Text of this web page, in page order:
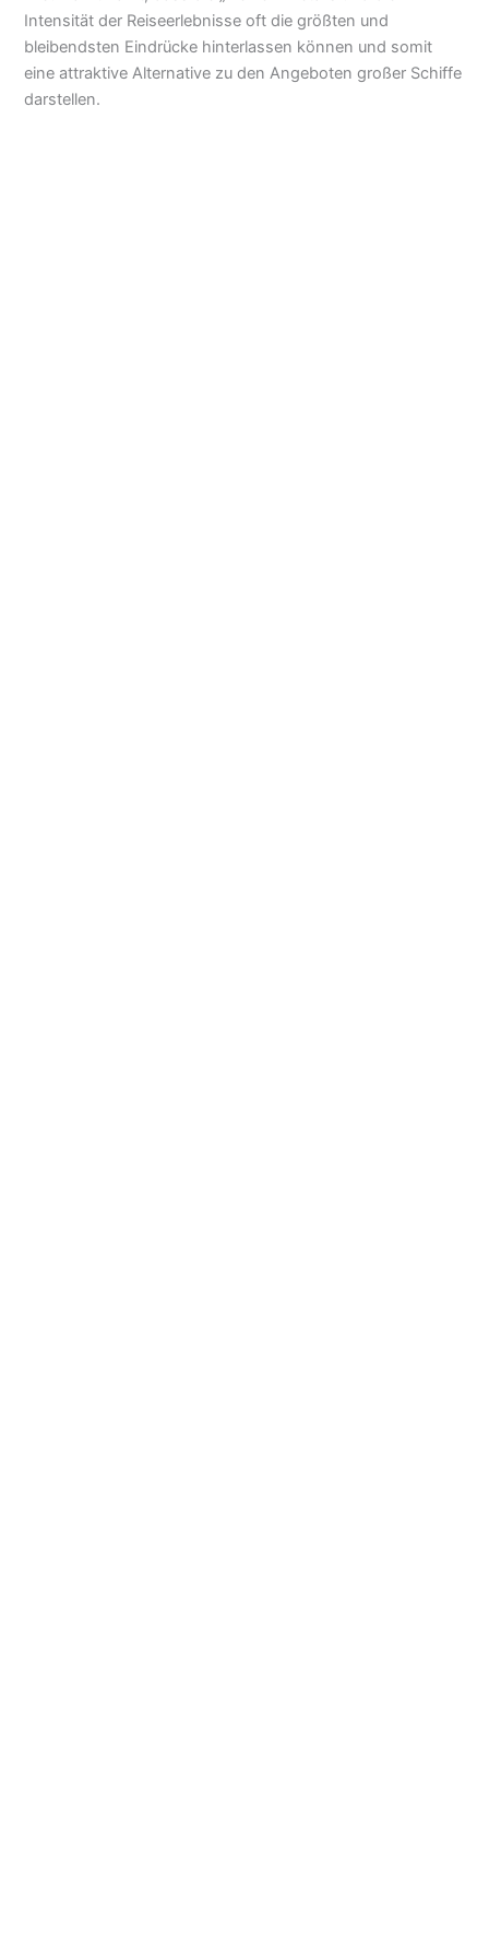
Intensität der Reiseerlebnisse oft die größten und
bleibendsten Eindrücke hinterlassen können und somit
eine attraktive Alternative zu den Angeboten großer Schiffe
darstellen.